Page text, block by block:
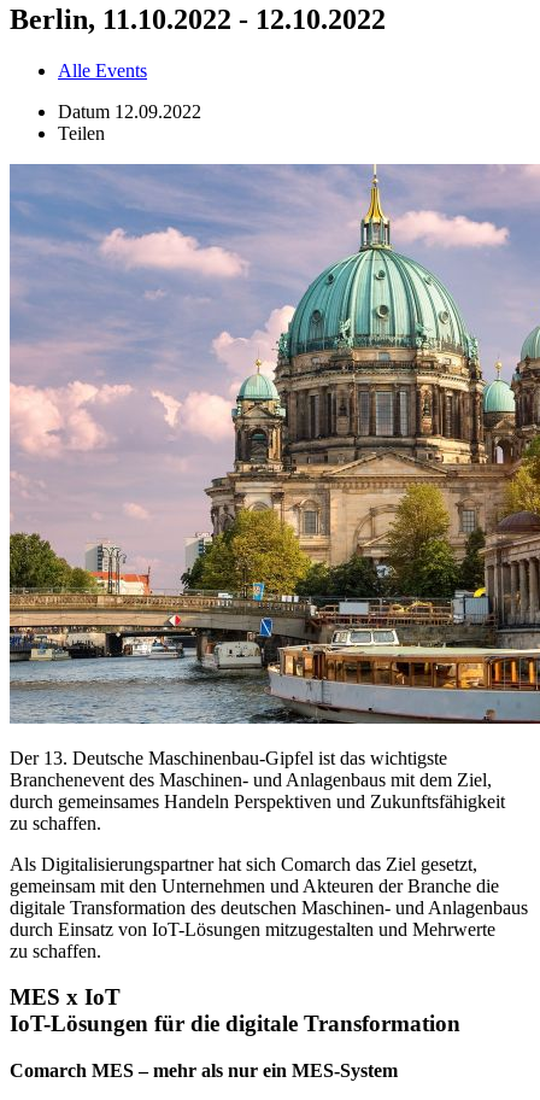
Berlin, 11.10.2022 - 12.10.2022
Alle Events
Datum 12.09.2022
Teilen
Der 13. Deutsche Maschinenbau-Gipfel ist das wichtigste
Branchenevent des Maschinen- und Anlagenbaus mit dem Ziel,
durch gemeinsames Handeln Perspektiven und Zukunftsfähigkeit
zu schaffen.
Als Digitalisierungspartner hat sich Comarch das Ziel gesetzt,
gemeinsam mit den Unternehmen und Akteuren der Branche die
digitale Transformation des deutschen Maschinen- und Anlagenbaus
durch Einsatz von IoT-Lösungen mitzugestalten und Mehrwerte
zu schaffen.
MES x IoT
IoT-Lösungen für die digitale Transformation
Comarch MES – mehr als nur ein MES-System